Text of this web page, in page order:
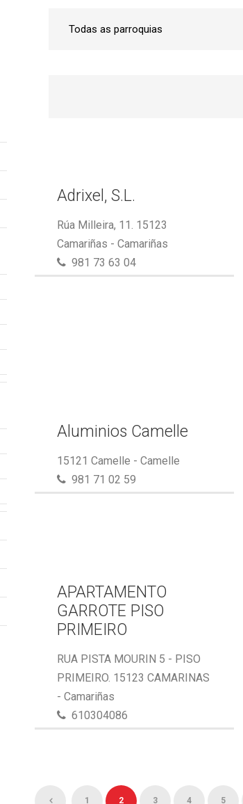
Adrixel, S.L.
Rúa Milleira, 11. 15123
Camariñas - Camariñas
981 73 63 04
Aluminios Camelle
15121 Camelle - Camelle
981 71 02 59
APARTAMENTO
GARROTE PISO
PRIMEIRO
RUA PISTA MOURIN 5 - PISO
PRIMEIRO. 15123 CAMARINAS
- Camariñas
610304086
1 2 3 4 5